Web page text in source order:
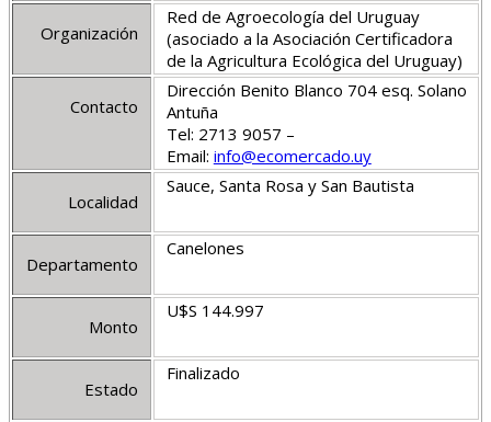
Organización
Red de Agroecología del Uruguay
(asociado a la Asociación Certificadora
de la Agricultura Ecológica del Uruguay)
Contacto
Dirección Benito Blanco 704 esq. Solano
Antuña
Tel: 2713 9057 –
Email: info@ecomercado.uy
Localidad
Sauce, Santa Rosa y San Bautista
Departamento
Canelones
Monto
U$S 144.997
Estado
Finalizado